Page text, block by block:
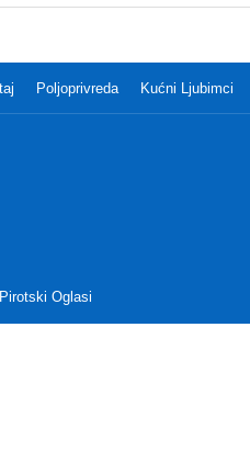
Poljoprivreda Kućni Ljubimci
Pirotski Oglasi